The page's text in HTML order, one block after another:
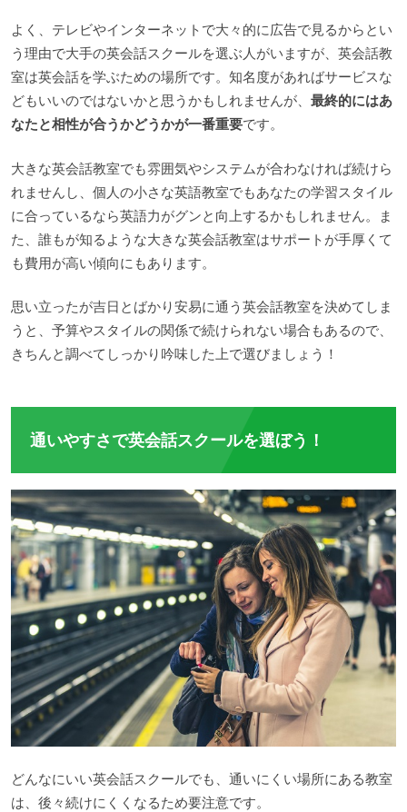
よく、テレビやインターネットで大々的に広告で見るからとい
う理由で大手の英会話スクールを選ぶ人がいますが、英会話教
室は英会話を学ぶための場所です。知名度があればサービスな
どもいいのではないかと思うかもしれませんが、 最終的にはあ
なたと相性が合うかどうかが一番重要です。
大きな英会話教室でも雰囲気やシステムが合わなければ続けら
れませんし、個人の小さな英語教室でもあなたの学習スタイル
に合っているなら英語力がグンと向上するかもしれません。ま
た、誰もが知るような大きな英会話教室はサポートが手厚くて
も費用が高い傾向にもあります。
思い立ったが吉日とばかり安易に通う英会話教室を決めてしま
うと、予算やスタイルの関係で続けられない場合もあるので、
きちんと調べてしっかり吟味した上で選びましょう！
通いやすさで英会話スクールを選ぼう！
どんなにいい英会話スクールでも、通いにくい場所にある教室
は、後々続けにくくなるため要注意です。